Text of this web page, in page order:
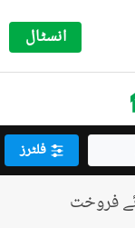
انسٹال
فلٹرز